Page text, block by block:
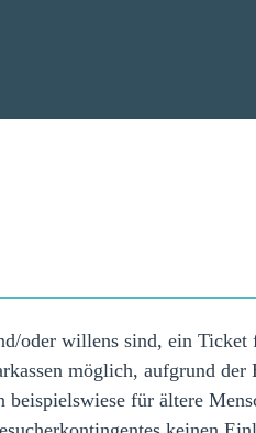
oder willens sind, ein
möglich, aufgrund der
für ältere